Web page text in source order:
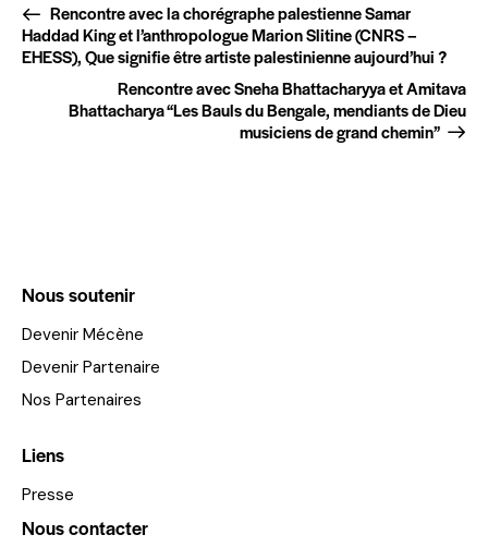
Rencontre avec la chorégraphe palestienne Samar
Haddad King et l’anthropologue Marion Slitine (CNRS –
EHESS), Que signifie être artiste palestinienne aujourd’hui ?
Rencontre avec Sneha Bhattacharyya et Amitava
Bhattacharya “Les Bauls du Bengale, mendiants de Dieu
musiciens de grand chemin”
Nous soutenir
Devenir Mécène
Devenir Partenaire
Nos Partenaires
Liens
Presse
Nous contacter